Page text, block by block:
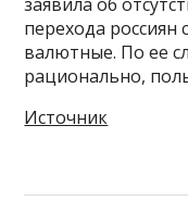
перехода россиян
валютные. По ее
рационально,
Источник